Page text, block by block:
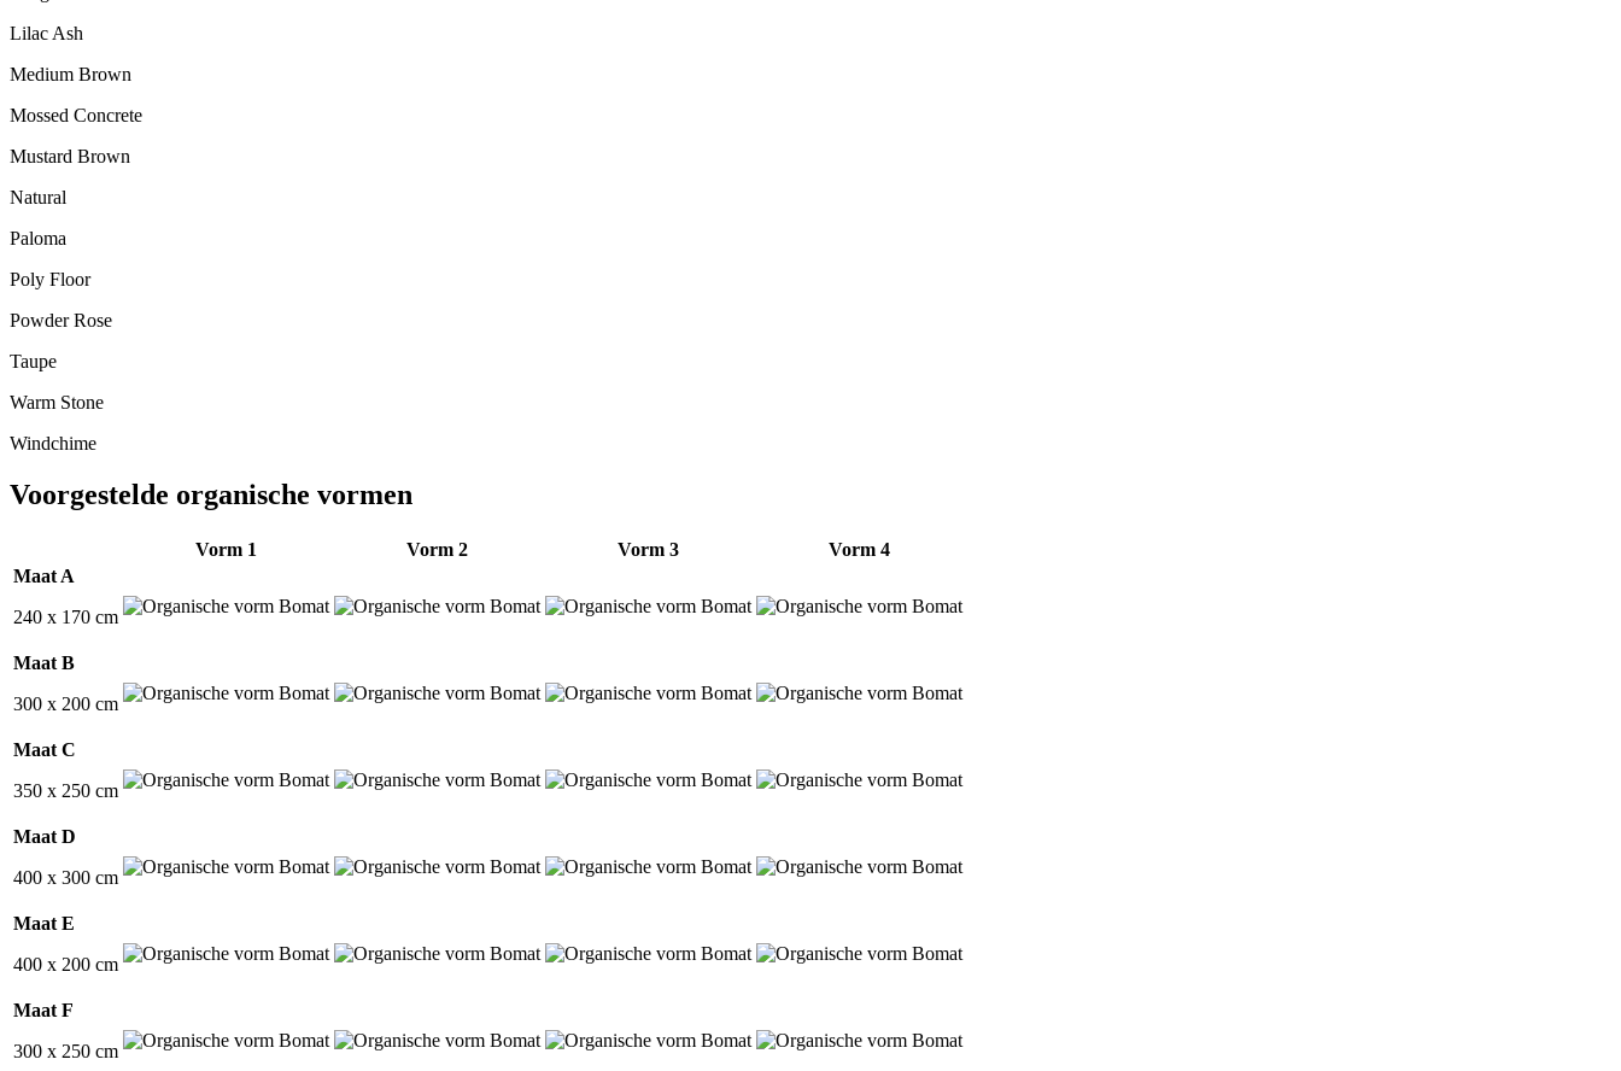
Lilac Ash
Medium Brown
Mossed Concrete
Mustard Brown
Natural
Paloma
Poly Floor
Powder Rose
Taupe
Warm Stone
Windchime
Voorgestelde organische vormen
Vorm 1 Vorm 2 Vorm 3
Vorm 4
Maat A
240 x 170 cm
Maat B
300 x 200 cm
Maat C
350 x 250 cm
Maat D
400 x 300 cm
Maat E
400 x 200 cm
Maat F
300 x 250 cm